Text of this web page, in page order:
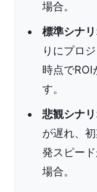
場合。
標準シナリ
りにプロ
時点でROI
す。
悲観シナリ
が遅れ、
発スピー
場合。